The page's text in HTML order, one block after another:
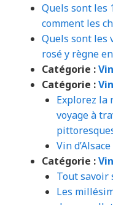
Quels sont les
comment les
Quels sont les
rosé y règne
Catégorie :
Catégorie :
Explorez la
voyage à
Vin
Catégorie :
Tout savoir
Les